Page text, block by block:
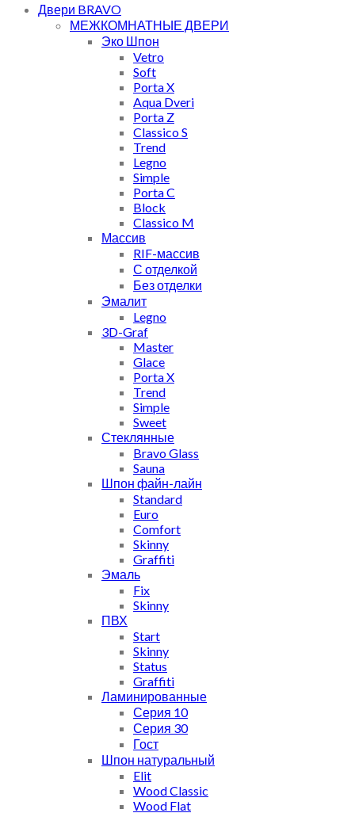
Двери BRAVO
МЕЖКОМНАТНЫЕ ДВЕРИ
Эко Шпон
Vetro
Soft
Porta X
Aqua Dveri
Porta Z
Classico S
Trend
Legno
Simple
Porta C
Block
Classico M
Массив
RIF-массив
С отделкой
Без отделки
Эмалит
Legno
3D-Graf
Master
Glace
Porta X
Trend
Simple
Sweet
Стеклянные
Bravo Glass
Sauna
Шпон файн-лайн
Standard
Euro
Comfort
Skinny
Graffiti
Эмаль
Fix
Skinny
ПВХ
Start
Skinny
Status
Graffiti
Ламинированные
Серия 10
Серия 30
Гост
Шпон натуральный
Elit
Wood Classic
Wood Flat